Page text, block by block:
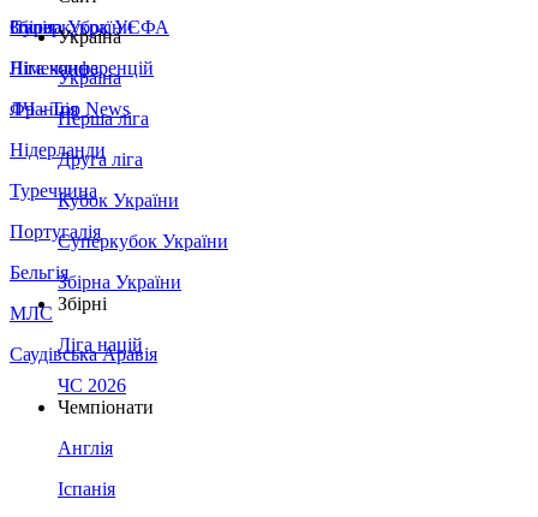
Збірна України
Італія
Німеччина
Франція
Нідерланди
Туреччина
Португалія
Бельгія
МЛС
Саудівська Аравія
Суперкубок УЄФА
Ліга конференцій
ЛЧ - Top News
Україна
Україна
Перша ліга
Друга ліга
Кубок України
Суперкубок України
Збірна України
Збірні
Ліга націй
ЧС 2026
Чемпіонати
Англія
Іспанія